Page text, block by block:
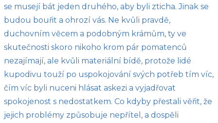
se musejí bát jeden druhého, aby byli zticha. Jinak se
budou bouřit a ohrozí vás. Ne kvůli pravdě,
duchovním věcem a podobným krámům, ty ve
skutečnosti skoro nikoho krom pár pomatenců
nezajímají, ale kvůli materiální bídě, protože lidé
kupodivu touží po uspokojování svých potřeb tím víc,
čím víc byli nuceni hlásat askezi a vyjadřovat
spokojenost s nedostatkem. Co kdyby přestali věřit, že
jejich problémy způsobuje nepřítel, a dospěli